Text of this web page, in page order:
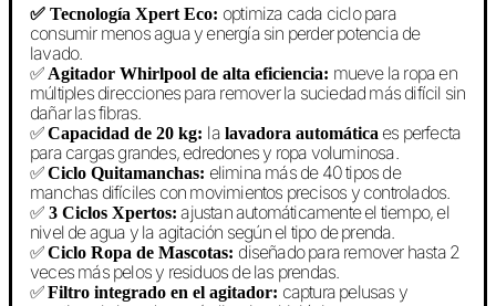
✅ Tecnología Xpert Eco: optimiza cada ciclo para
consumir menos agua y energía sin perder potencia de
lavado.
✅ Agitador Whirlpool de alta eficiencia: mueve la ropa en
múltiples direcciones para remover la suciedad más difícil sin
dañar las fibras.
✅Capacidad de 20 kg: lalavadora automática es perfecta
para cargas grandes, edredones y ropa voluminosa.
✅Ciclo Quitamanchas: elimina más de 40 tipos de
manchas difíciles con movimientos precisos y controlados.
✅ 3 Ciclos Xpertos: ajustan automáticamente el tiempo, el
nivel de agua y la agitación según el tipo de prenda.
✅Ciclo Ropa de Mascotas: diseñado para remover hasta 2
veces más pelos y residuos de las prendas.
✅Filtro integrado en el agitador: captura pelusas y